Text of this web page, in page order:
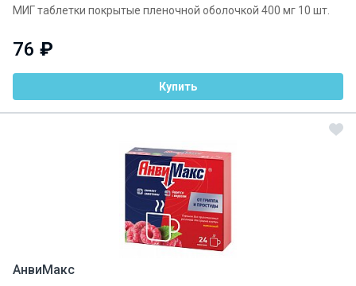
МИГ таблетки покрытые пленочной оболочкой 400 мг 10 шт.
76 ₽
Купить
АнвиМакс